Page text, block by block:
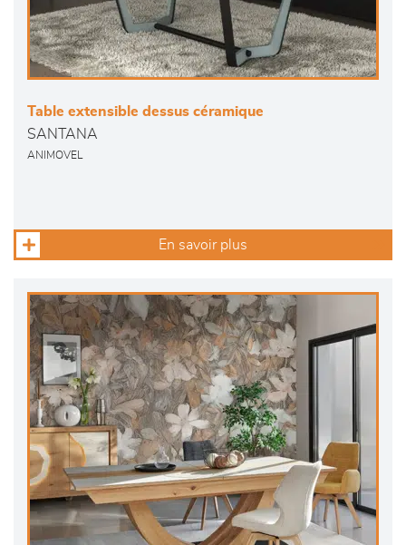
Table extensible dessus céramique
SANTANA
ANIMOVEL
En savoir plus